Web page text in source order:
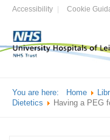
Accessibility Cookie
You are here: Home
Dietetics
Having a PEG